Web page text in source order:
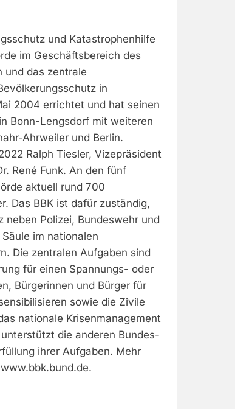
und Katastrophenhilfe
im Geschäftsbereich des
und das zentrale
in
2004 errichtet und hat seinen
Bonn-Lengsdorf mit weiteren
Ahrweiler und Berlin.
Ralph Tiesler, Vizepräsident
René Funk. An den fünf
aktuell rund 700
Das BBK ist dafür zuständig,
Polizei, Bundeswehr und
im nationalen
Die zentralen Aufgaben sind
für einen Spannungs- oder
Bürgerinnen und Bürger für
sowie die Zivile
nationale Krisenmanagement
die anderen Bundes-
ihrer Aufgaben. Mehr